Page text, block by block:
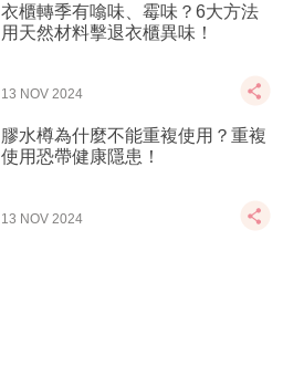
衣櫃轉季有噏味、霉味？6大方法
用天然材料擊退衣櫃異味！
13 NOV 2024
膠水樽為什麼不能重複使用？重複
使用恐帶健康隱患！
13 NOV 2024